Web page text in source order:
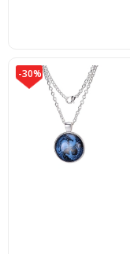
-30%